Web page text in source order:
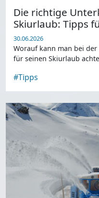
Die richtige
Skiurlaub: Tipps
30.06.2026
Worauf kann man bei
für seinen Skiurlaub
#Tipps